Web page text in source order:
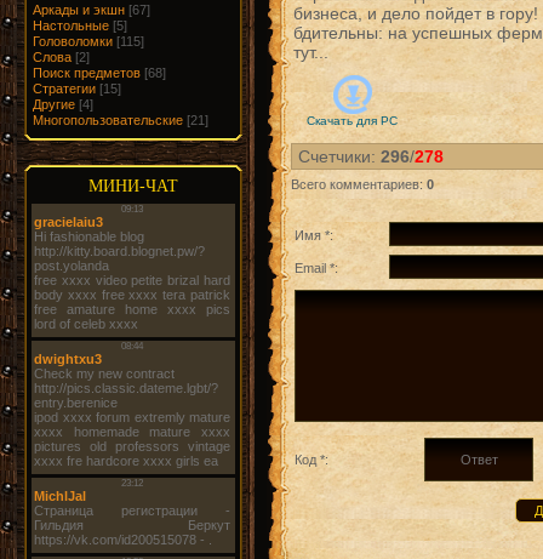
Аркады и экшн [67]
Настольные [5]
Головоломки [115]
Слова [2]
Поиск предметов [68]
Стратегии [15]
Другие [4]
Многопользовательские [21]
МИНИ-ЧАТ
бизнеса, и дело пойдет в гору!
бдительны: на успешных
тут...
Скачать для PC
Счетчики: 296/278
Всего комментариев: 0
Имя *:
Email *:
Код *: